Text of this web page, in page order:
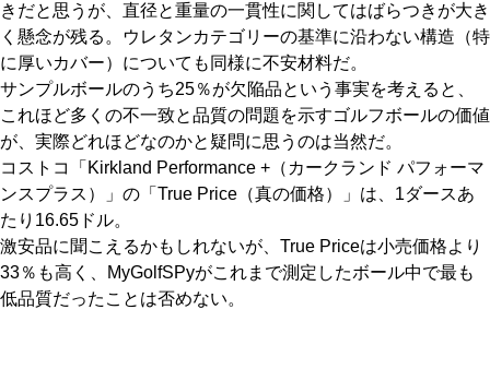
きだと思うが、直径と重量の一貫性に関してはばらつきが大き
く懸念が残る。ウレタンカテゴリーの基準に沿わない構造（特
に厚いカバー）についても同様に不安材料だ。
サンプルボールのうち25％が欠陥品という事実を考えると、
これほど多くの不一致と品質の問題を示すゴルフボールの価値
が、実際どれほどなのかと疑問に思うのは当然だ。
コストコ「Kirkland Performance +（カークランド パフォーマ
ンスプラス）」の「True Price（真の価格）」は、1ダースあ
たり16.65ドル。
激安品に聞こえるかもしれないが、True Priceは小売価格より
33％も高く、MyGolfSPyがこれまで測定したボール中で最も
低品質だったことは否めない。